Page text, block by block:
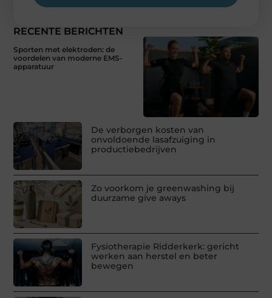
RECENTE BERICHTEN
Sporten met elektroden: de
voordelen van moderne EMS-
apparatuur
De verborgen kosten van
onvoldoende lasafzuiging in
productiebedrijven
Zo voorkom je greenwashing bij
duurzame give aways
Fysiotherapie Ridderkerk: gericht
werken aan herstel en beter
bewegen